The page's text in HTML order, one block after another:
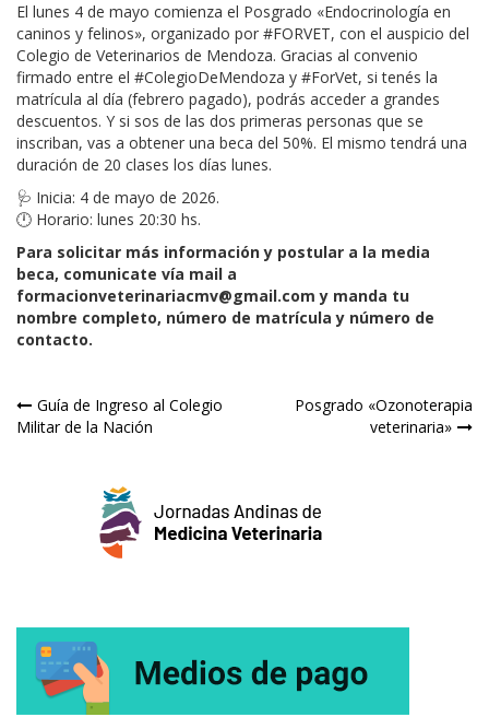
El lunes 4 de mayo comienza el Posgrado «Endocrinología en
caninos y felinos», organizado por #FORVET, con el auspicio del
Colegio de Veterinarios de Mendoza. Gracias al convenio
firmado entre el #ColegioDeMendoza y #ForVet, si tenés la
matrícula al día (febrero pagado), podrás acceder a grandes
descuentos. Y si sos de las dos primeras personas que se
inscriban, vas a obtener una beca del 50%. El mismo tendrá una
duración de 20 clases los días lunes.
🩺 Inicia: 4 de mayo de 2026.
🕛 Horario: lunes 20:30 hs.
Para solicitar más información y postular a la media
beca, comunicate vía mail a
formacionveterinariacmv@gmail.com y manda tu
nombre completo, número de matrícula y número de
contacto.
Navegación
de
entradas
Guía de Ingreso al Colegio
Militar de la Nación
Posgrado «Ozonoterapia
veterinaria»